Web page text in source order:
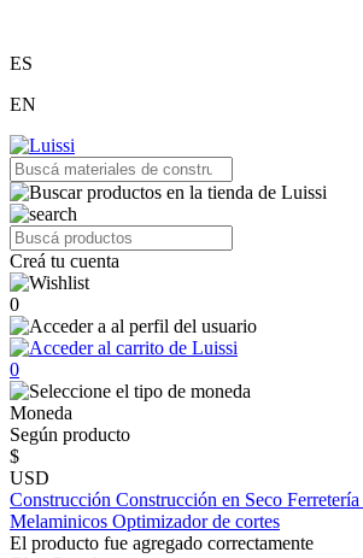
ES
EN
Creá tu cuenta
0
0
Moneda
Según producto
$
USD
Construcción Construcción en Seco Ferretería
Melaminicos Optimizador de cortes
El producto fue agregado correctamente